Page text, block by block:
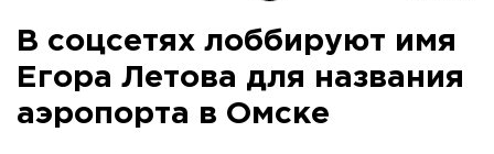
В соцсетях лоббируют имя
Егора Летова для названия
аэропорта в Омске